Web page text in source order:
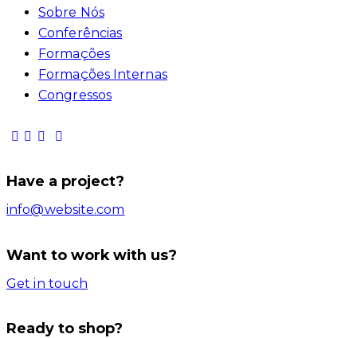
Sobre Nós
Conferências
Formações
Formações Internas
Congressos
Have a project?
info@website.com
Want to work with us?
Get in touch
Ready to shop?